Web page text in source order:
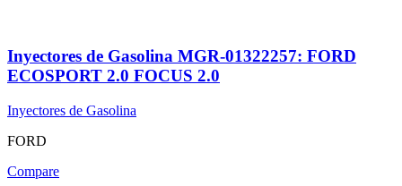
Inyectores de Gasolina MGR-01322257: FORD
ECOSPORT 2.0 FOCUS 2.0
Inyectores de Gasolina
FORD
Compare